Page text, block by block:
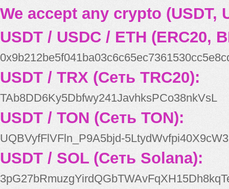
We accept any crypto (USDT,
USDT / USDC / ETH (ERC20,
USDT / TRX (Сеть TRC20):
TAb8DD6Ky5Dbfwy241JavhksPCo38nkVsL
USDT / TON (Сеть TON):
UQBVyfFlVFln_P9A5bjd-
USDT / SOL (Сеть Solana):